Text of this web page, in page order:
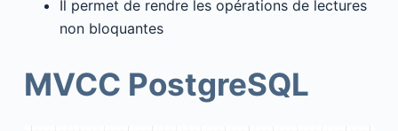
Il permet de rendre les opérations de lectures
non bloquantes
MVCC PostgreSQL